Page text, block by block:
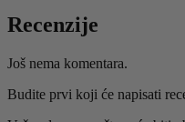
Recenzije
Još nema komentara.
Budite prvi koji će napisati